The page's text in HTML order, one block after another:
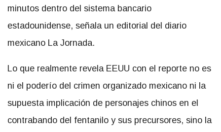
minutos dentro del sistema bancario
estadounidense, señala un editorial del diario
mexicano La Jornada.
Lo que realmente revela EEUU con el reporte no es
ni el poderío del crimen organizado mexicano ni la
supuesta implicación de personajes chinos en el
contrabando del fentanilo y sus precursores, sino la